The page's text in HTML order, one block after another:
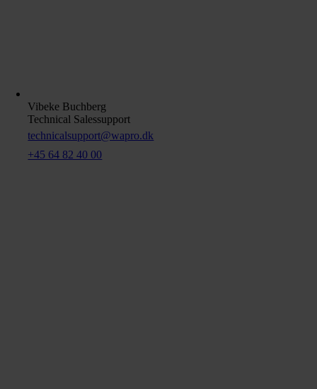
Vibeke Buchberg
Technical Salessupport
technicalsupport@wapro.dk
+45 64 82 40 00